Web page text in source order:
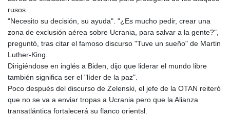
rusos.
"Necesito su decisión, su ayuda". "¿Es mucho pedir, crear una
zona de exclusión aérea sobre Ucrania, para salvar a la gente?",
preguntó, tras citar el famoso discurso "Tuve un sueño" de Martin
Luther-King.
Dirigiéndose en inglés a Biden, dijo que liderar el mundo libre
también significa ser el "líder de la paz".
Poco después del discurso de Zelenski, el jefe de la OTAN reiteró
que no se va a enviar tropas a Ucrania pero que la Alianza
transatlántica fortalecerá su flanco orientsl.